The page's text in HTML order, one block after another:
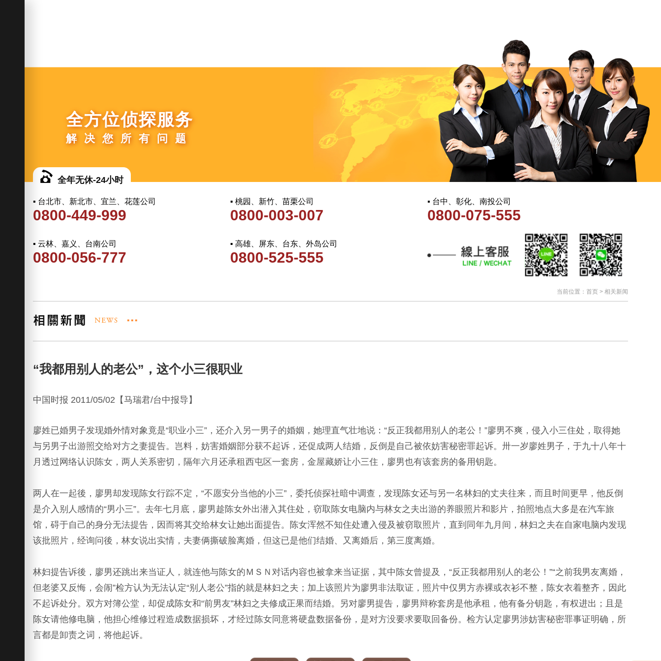
当前位置： 首页> 相关新闻
全方位侦探服务
解决您所有问题
全年无休-24小时
▪ 台北市、新北市、宜兰、花莲公司
0800-449-999
▪ 桃园、新竹、苗栗公司
0800-003-007
▪ 台中、彰化、南投公司
0800-075-555
▪ 云林、嘉义、台南公司
0800-056-777
▪ 高雄、屏东、台东、外岛公司
0800-525-555
“我都用别人的老公”，这个小三很职业
中国时报 2011/05/02【马瑞君/台中报导】
廖姓已婚男子发现婚外情对象竟是“职业小三”，还介入另一男子的婚姻，她理直气壮地说：“反正我都用别人的老公！”廖男不爽，侵入小三住处，取得她
与另男子出游照交给对方之妻提告。岂料，妨害婚姻部分获不起诉，还促成两人结婚，反倒是自己被依妨害秘密罪起诉。卅一岁廖姓男子，于九十八年十
月透过网络认识陈女，两人关系密切，隔年六月还承租西屯区一套房，金屋藏娇让小三住，廖男也有该套房的备用钥匙。
两人在一起後，廖男却发现陈女行踪不定，“不愿安分当他的小三”，委托侦探社暗中调查，发现陈女还与另一名林妇的丈夫往来，而且时间更早，他反倒
是介入别人感情的“男小三”。去年七月底，廖男趁陈女外出潜入其住处，窃取陈女电脑内与林女之夫出游的养眼照片和影片，拍照地点大多是在汽车旅
馆，碍于自己的身分无法提告，因而将其交给林女让她出面提告。陈女浑然不知住处遭入侵及被窃取照片，直到同年九月间，林妇之夫在自家电脑内发现
该批照片，经询问後，林女说出实情，夫妻俩撕破脸离婚，但这已是他们结婚、又离婚后，第三度离婚。
林妇提告诉後，廖男还跳出来当证人，就连他与陈女的ＭＳＮ对话内容也被拿来当证据，其中陈女曾提及，“反正我都用别人的老公！”“之前我男友离婚，
但老婆又反悔，会闹”检方认为无法认定“别人老公”指的就是林妇之夫；加上该照片为廖男非法取证，照片中仅男方赤裸或衣衫不整，陈女衣着整齐，因此
不起诉处分。双方对簿公堂，却促成陈女和“前男友”林妇之夫修成正果而结婚。另对廖男提告，廖男辩称套房是他承租，他有备分钥匙，有权进出；且是
陈女请他修电脑，他担心维修过程造成数据损坏，才经过陈女同意将硬盘数据备份，是对方没要求要取回备份。检方认定廖男涉妨害秘密罪事证明确，所
言都是卸责之词，将他起诉。